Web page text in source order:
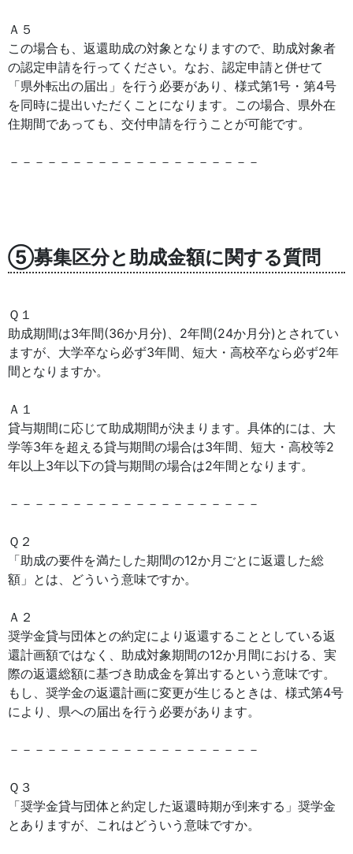
Ａ５
この場合も、返還助成の対象となりますので、助成対象者
の認定申請を行ってください。なお、認定申請と併せて
「県外転出の届出」を行う必要があり、様式第1号・第4号
を同時に提出いただくことになります。この場合、県外在
住期間であっても、交付申請を行うことが可能です。
－－－－－－－－－－－－－－－－－－－－
⑤募集区分と助成金額に関する質問
Ｑ１
助成期間は3年間(36か月分)、2年間(24か月分)とされてい
ますが、大学卒なら必ず3年間、短大・高校卒なら必ず2年
間となりますか。
Ａ１
貸与期間に応じて助成期間が決まります。具体的には、大
学等3年を超える貸与期間の場合は3年間、短大・高校等2
年以上3年以下の貸与期間の場合は2年間となります。
－－－－－－－－－－－－－－－－－－－－
Ｑ２
「助成の要件を満たした期間の12か月ごとに返還した総
額」とは、どういう意味ですか。
Ａ２
奨学金貸与団体との約定により返還することとしている返
還計画額ではなく、助成対象期間の12か月間における、実
際の返還総額に基づき助成金を算出するという意味です。
もし、奨学金の返還計画に変更が生じるときは、様式第4号
により、県への届出を行う必要があります。
－－－－－－－－－－－－－－－－－－－－
Ｑ３
「奨学金貸与団体と約定した返還時期が到来する」奨学金
とありますが、これはどういう意味ですか。